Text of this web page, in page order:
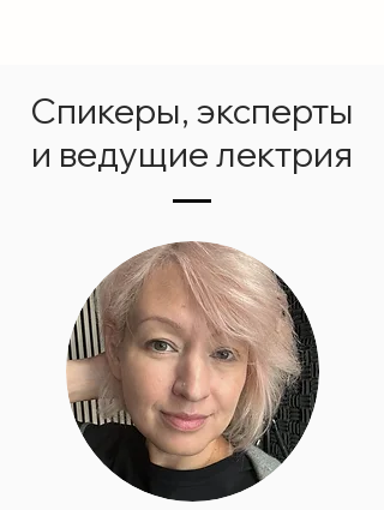
Спикеры, эксперты
и ведущие лектрия